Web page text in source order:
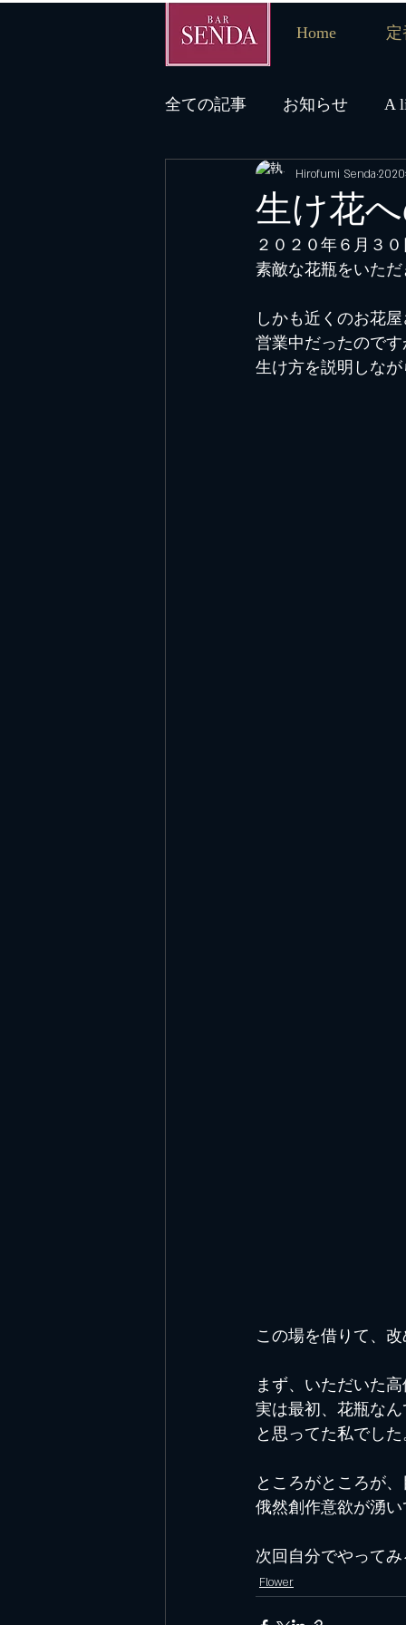
Home 定
全ての記事 お知らせ A
スペイサイドモルト 北
アメリカンウ
ブログについて 家飲み
生け花
Hirofumi Senda
２０２０年６月３
素敵な花瓶をいた
しかも近くのお花
営業中だったので
生け方を説明しな
この場を借りて、
まず、いただいた
実は最初、花瓶な
と思ってた私でし
ところがところが
俄然創作意欲が湧
次回自分でやって
Flower